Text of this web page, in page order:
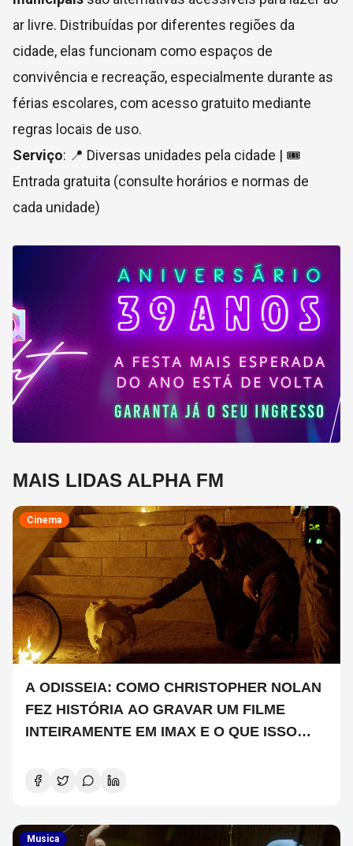
ar livre. Distribuídas por diferentes regiões da
cidade, elas funcionam como espaços de
convivência e recreação, especialmente durante as
férias escolares, com acesso gratuito mediante
regras locais de uso.
Serviço: 📍 Diversas unidades pela cidade | 🎟
Entrada gratuita (consulte horários e normas de
cada unidade)
MAIS LIDAS ALPHA FM
Cinema
A ODISSEIA: COMO CHRISTOPHER NOLAN
FEZ HISTÓRIA AO GRAVAR UM FILME
INTEIRAMENTE EM IMAX E O QUE ISSO
Musica